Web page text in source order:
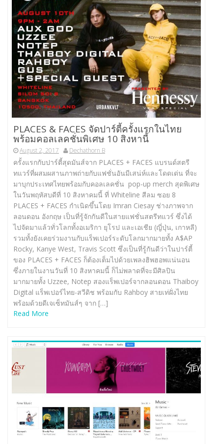
PLACES & FACES จัดปาร์ตี้ครั้งแรกในไทย
พร้อมคอลเลคชั่นพิเศษ 10 สิงหานี้
August 2, 2017 Dechathorn B
ครั้งแรกกับปาร์ตี้สุดมันส์จาก PLACES + FACES แบรนด์สตรี
ทแวร์ที่ผสมผสานภาพถ่ายกับแฟชั่นอันมีเสน่ห์และโดดเด่น ที่จะ
มาบุกประเทศไทยพร้อมกับคอลเลคชั่น pop-up merch สุดพิเศษ
ในวันพฤหัสบดีที่ 10 สิงหาคมนี้ ที่ Whiteline สีลม ซอย 8
PLACES + FACES กำเนิดขึ้นโดย Imran Ciesay ช่างภาพจาก
ลอนดอน อังกฤษ เป็นที่รู้จักกันดีในสายแฟชั่นสตรีทแวร์ ซึ่งได้
ไปจัดมาแล้วทั่วโลกทั้งอเมริกา ยุโรป และเอเชีย (ญี่ปุ่น, เกาหลี)
รวมทั้งยังเคยร่วมงานกับแร็พเปอร์ระดับโลกมากมายทั้ง A$AP
Rocky, Kanye West, Travis Scott ซึ่งเป็นที่รู้กันดีว่าในปาร์ตี้
ของ PLACES + FACES ก็ต้องเต็มไปด้วยเพลงฮิพฮอพแน่นอน
ซึ่งภายในงานวันที่ 10 สิงหาคมนี้ ก็ไม่พลาดที่จะมีศิลปิน
มากมายทั้ง Uzzee, Notep สองแร็พเปอร์จากลอนดอน Thaiboy
Digital แร็พเปอร์ไทย-สวีดิช พร้อมกับ Rahboy สายเท่ฝั่งไทย
พร้อมด้วยดีเจเซ็ทมันส์ๆ จาก […]
Read More